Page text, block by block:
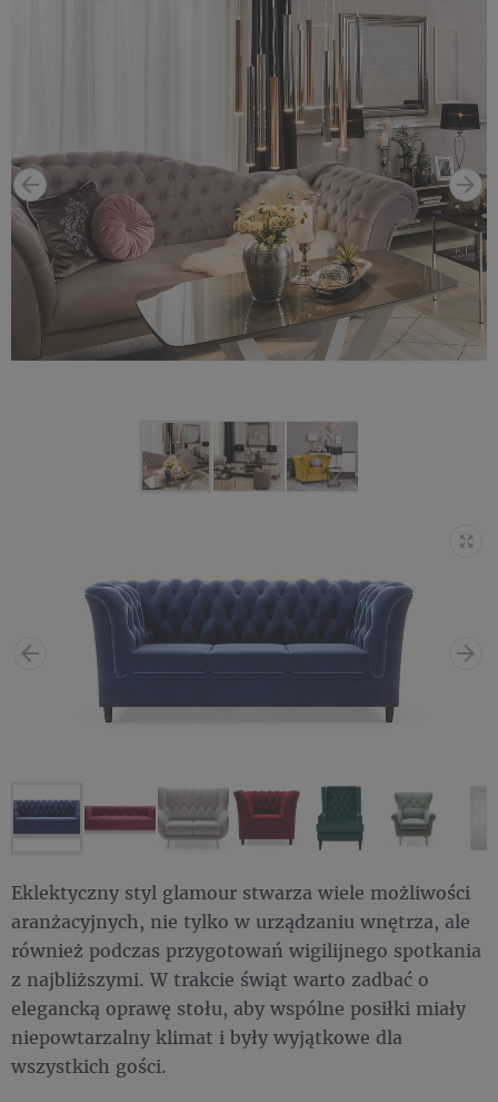
Eklektyczny styl glamour stwarza wiele możliwości
aranżacyjnych, nie tylko w urządzaniu wnętrza, ale
również podczas przygotowań wigilijnego spotkania
z najbliższymi. W trakcie świąt warto zadbać o
elegancką oprawę stołu, aby wspólne posiłki miały
niepowtarzalny klimat i były wyjątkowe dla
wszystkich gości.